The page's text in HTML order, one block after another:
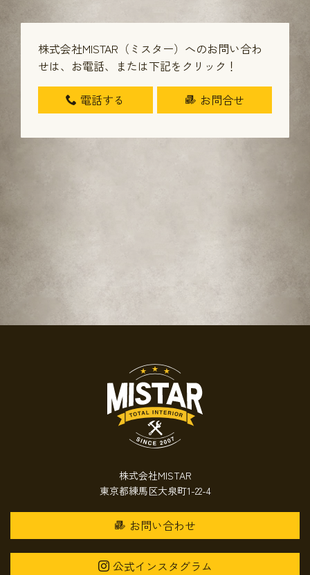
株式会社MISTAR（ミスター）へのお問い合わ
せは、 お電話、または下記をクリック！
電話する お問合せ
株式会社MISTAR
東京都練馬区大泉町1-22-4
お問い合わせ
公式インスタグラム